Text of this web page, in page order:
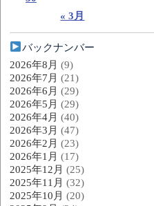
« 3月
バックナンバー
2026年8月 (9)
2026年7月 (21)
2026年6月 (29)
2026年5月 (29)
2026年4月 (40)
2026年3月 (47)
2026年2月 (23)
2026年1月 (17)
2025年12月 (25)
2025年11月 (32)
2025年10月 (20)